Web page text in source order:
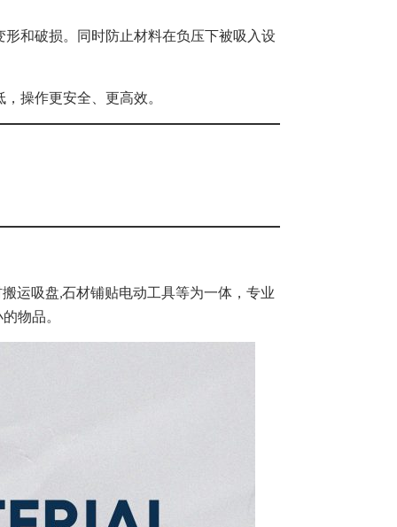
和破损。同时防止材料在负压下被吸入设
操作更安全、更高效。
运吸盘,石材铺贴电动工具等为一体，专业
物品。